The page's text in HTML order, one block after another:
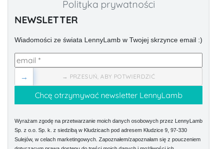
Polityka prywatności
NEWSLETTER
Wiadomości ze świata LennyLamb w Twojej skrzynce email :)
→ PRZESUŃ, ABY POTWIERDZIĆ
→
Wyrażam zgodę na przetwarzanie moich danych osobowych przez LennyLamb
Sp. z o.o. Sp. k. z siedzibą w Kłudzicach pod adresem Kłudzice 9, 97-330
Sulejów, w celach marketingowych. Zapoznałem/zapoznałam się z pouczeniem